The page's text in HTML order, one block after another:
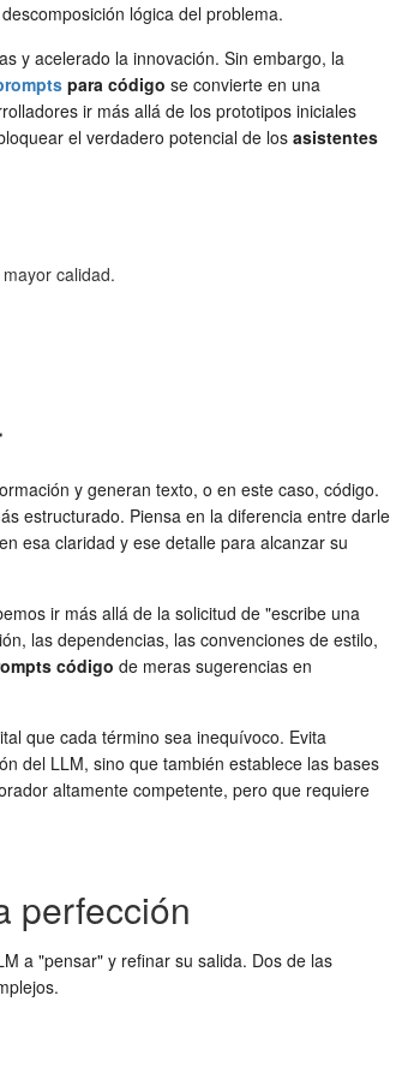
lógica del problema.
y acelerado la innovación. Sin embargo, la
para código se convierte en una
ir más allá de los prototipos iniciales
el verdadero potencial de los asistentes
calidad.
y generan texto, o en este caso, código.
estructurado. Piensa en la diferencia entre darle
esa claridad y ese detalle para alcanzar su
ir más allá de la solicitud de "escribe una
las dependencias, las convenciones de estilo,
código de meras sugerencias en
que cada término sea inequívoco. Evita
del LLM, sino que también establece las bases
altamente competente, pero que requiere
perfección
a "pensar" y refinar su salida. Dos de las